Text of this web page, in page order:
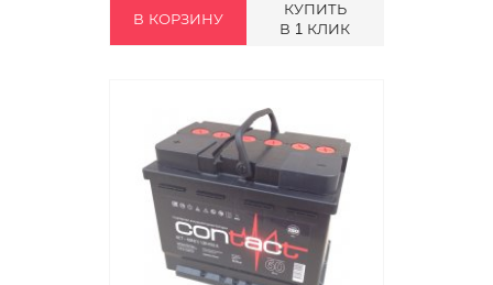
В КОРЗИНУ
КУПИТЬ
В 1 КЛИК